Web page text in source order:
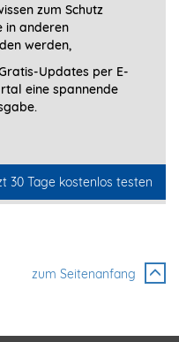
zum Schutz
in anderen
werden,
Updates per E-
eine spannende
30 Tage kostenlos testen
zum Seitenanfang